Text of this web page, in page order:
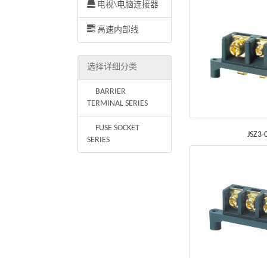
电视\电脑连接器
高速内部线
选择详细分类
BARRIER
TERMINAL SERIES
FUSE SOCKET
SERIES
JSZ3-